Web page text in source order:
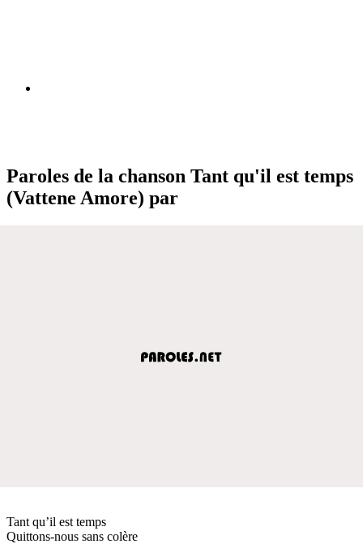
Paroles de la chanson Tant qu'il est temps
(Vattene Amore) par
Tant qu’il est temps
Quittons-nous sans colère